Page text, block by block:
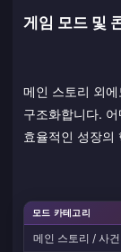
게임 모드 및
메인 스토리 외
구조화합니다.
효율적인 성장의
모드 카테고리
메인 스토리 / 사건